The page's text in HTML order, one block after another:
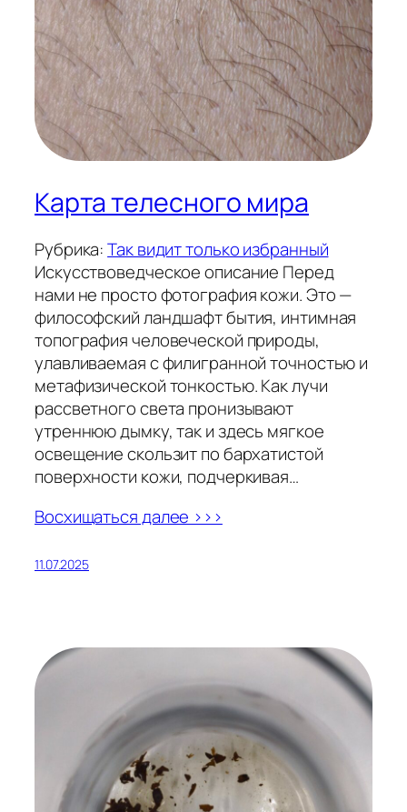
Карта телесного мира
Рубрика:Так видит только избранный
Искусствоведческое описание Перед
нами не просто фотография кожи. Это —
философский ландшафт бытия, интимная
топография человеческой природы,
улавливаемая с филигранной точностью и
метафизической тонкостью. Как лучи
рассветного света пронизывают
утреннюю дымку, так и здесь мягкое
освещение скользит по бархатистой
поверхности кожи, подчеркивая…
Восхищаться далее >>>
11.07.2025